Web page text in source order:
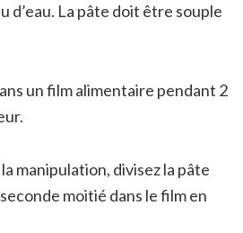
d’eau. La pâte doit être souple
un film alimentaire pendant 2
manipulation, divisez la pâte
moitié dans le film en